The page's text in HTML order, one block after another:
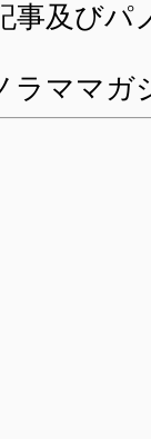
事及びパ
ママガ